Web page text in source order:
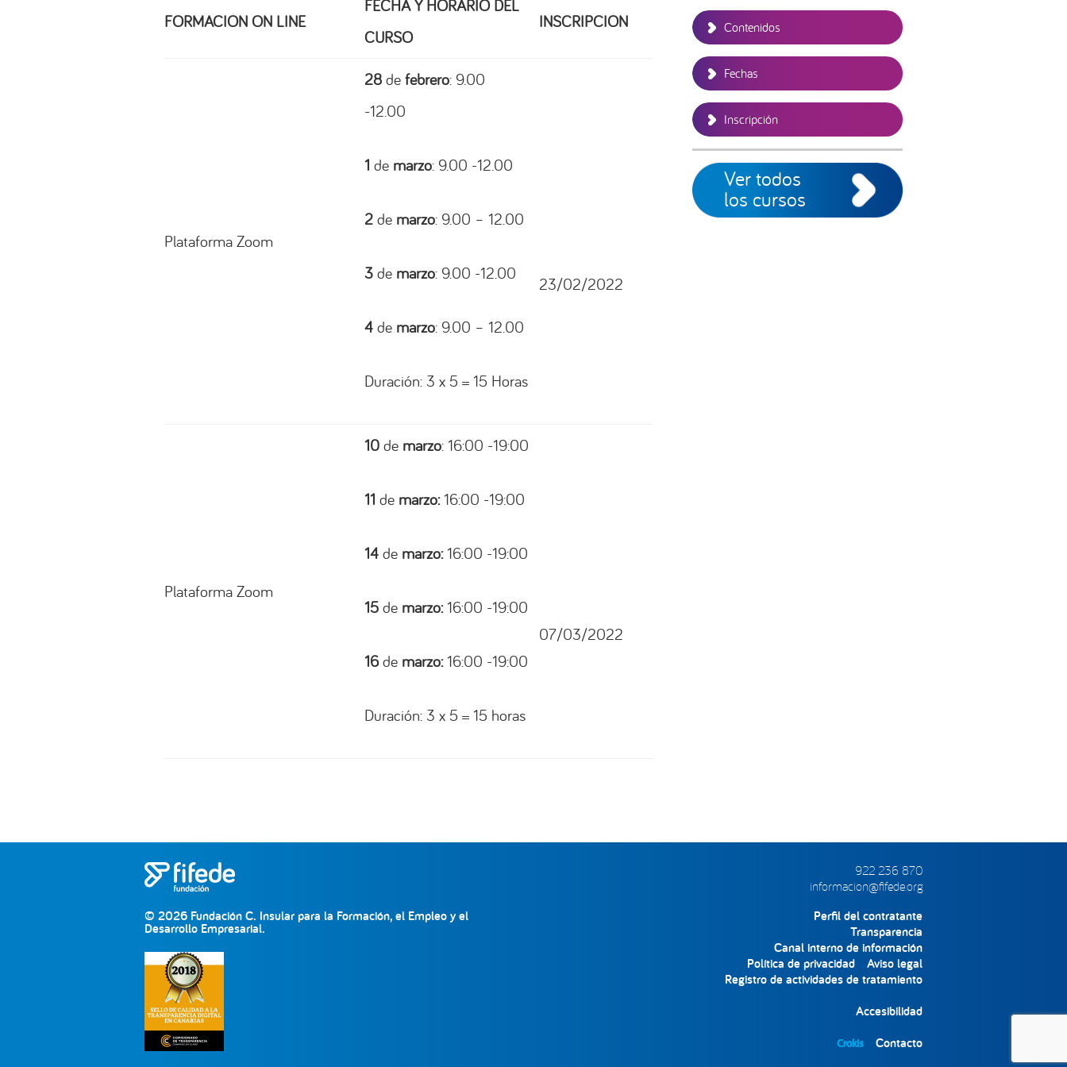
FORMACIÓN ON LINE
FECHA Y HORARIO DEL
CURSO
INSCRIPCIÓN
Plataforma Zoom
28 de febrero: 9.00
-12.00
1 de marzo: 9.00 -12.00
2 de marzo: 9.00 – 12.00
3 de marzo: 9.00 -12.00
4 de marzo: 9.00 – 12.00
Duración: 3 x 5 = 15 Horas
23/02/2022
Plataforma Zoom
10 de marzo: 16:00 -19:00
11 de marzo: 16:00 -19:00
14 de marzo: 16:00 -19:00
15 de marzo: 16:00 -19:00
16de marzo: 16:00 -19:00
Duración: 3 x 5 = 15 horas
07/03/2022
Contenidos
Fechas
Inscripción
Ver todos
los cursos
© 2026 Fundación C. Insular para la Formación, el Empleo y el
Desarrollo Empresarial.
922 236 870
informacion@fifede.org
Perfil del contratante
Transparencia
Canal interno de información
Aviso legal
Política de privacidad
Registro de actividades de tratamiento
Accesibilidad
Contacto